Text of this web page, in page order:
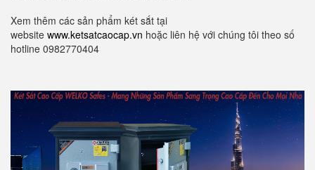
Xem thêm các sản phẩm két sắt tại
website www.ketsatcaocap.vn hoặc liên hệ với chúng tôi theo số
hotline 0982770404